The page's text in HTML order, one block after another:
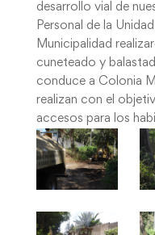
desarrollo vial de
Personal de la
Municipalidad
cuneteado y
conduce a Colonia
realizan con el
accesos para los